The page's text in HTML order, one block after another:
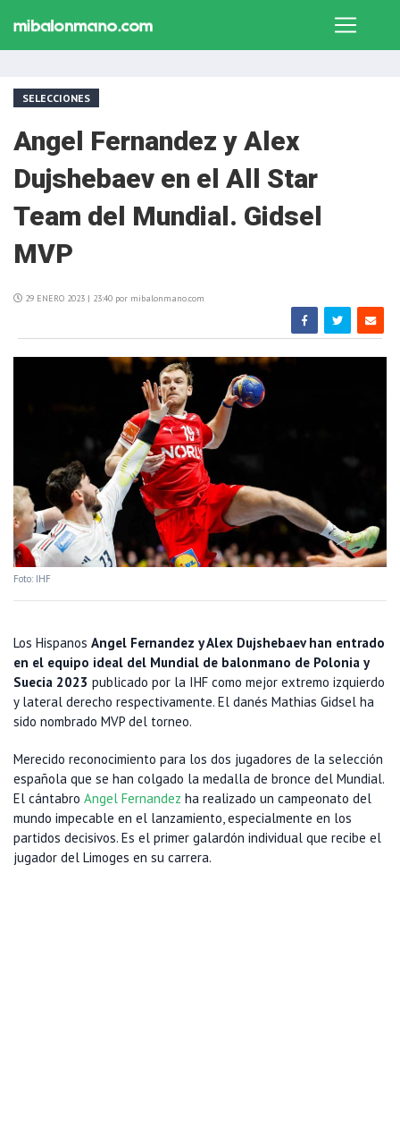
SELECCIONES
Angel Fernandez y Alex
Dujshebaev en el All Star
Team del Mundial. Gidsel
MVP
29 ENERO 2023 | 23:40 por mibalonmano.com
Foto: IHF
Los Hispanos Angel Fernandez y Alex Dujshebaev han entrado
en el equipo ideal del Mundial de balonmano de Polonia y
Suecia 2023 publicado por la IHF como mejor extremo izquierdo
y lateral derecho respectivamente. El danés Mathias Gidsel ha
sido nombrado MVP del torneo.
Merecido reconocimiento para los dos jugadores de la selección
española que se han colgado la medalla de bronce del Mundial.
El cántabro Angel Fernandez ha realizado un campeonato del
mundo impecable en el lanzamiento, especialmente en los
partidos decisivos. Es el primer galardón individual que recibe el
jugador del Limoges en su carrera.